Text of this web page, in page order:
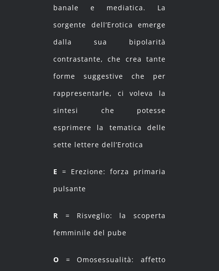
banale e mediatica. La
sorgente dell’Erotica emerge
dalla sua bipolarità
contrastante, che crea tante
forme suggestive che per
rappresentarle, ci voleva la
sintesi che potesse
esprimere la tematica delle
sette lettere dell’Erotica
E = Erezione: forza primaria
pulsante
R = Risveglio: la scoperta
femminile del pube
O = Omosessualità: affetto